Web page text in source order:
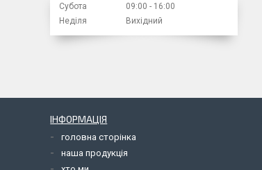
Субота
09:00
16:00
Неділя
Вихідний
ІНФОРМАЦІЯ
головна сторінка
наша продукція